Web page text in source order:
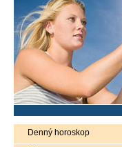
Denný horoskop